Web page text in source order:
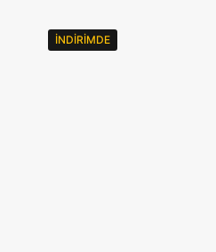
İNDIRIMDE